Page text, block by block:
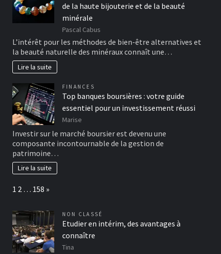
de la haute bijouterie et de la beauté
minérale
Pascal Cabus
L’intérêt pour les méthodes de bien-être alternatives et
la beauté naturelle des minéraux connaît une…
Lire la suite
FINANCES
Top banques boursières : votre guide
essentiel pour un investissement réussi
Marise
Investir sur le marché boursier est devenu une
composante incontournable de la gestion de
patrimoine…
Lire la suite
Page:
1 2 … 158 Next
»
NON CLASSÉ
Etudier en intérim, des avantages à
connaître
Tina